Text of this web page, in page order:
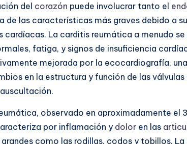
del corazón puede involucrar tanto el
de las características más graves debido a
cardíacas. La carditis reumática a menudo
fatiga, y signos de insuficiencia
mejorada por la ecocardiografía, una
en la estructura y función de las
observado en aproximadamente el
por inflamación y dolor en las
grandes como las rodillas, codos y tobillos.